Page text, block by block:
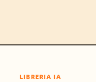
LIBRERIA IA